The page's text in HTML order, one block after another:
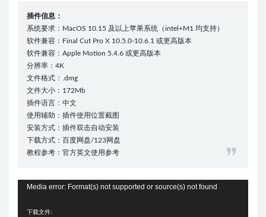
插件信息：
系统要求：MacOS 10.15 及以上苹果系统（intel+M1 均支持）
软件兼容：Final Cut Pro X 10.5.0-10.6.1 或更高版本
软件兼容：Apple Motion 5.4.6 或更高版本
分辨率：4K
文件格式：.dmg
文件大小：172Mb
插件语言：中文
使用辅助：插件使用位置截图
安装方式：插件双击自动安装
下载方式：百度网盘/123网盘
教程参考：官方英文使用参考
Media error: Format(s) not supported or source(s) not found
下载文件: